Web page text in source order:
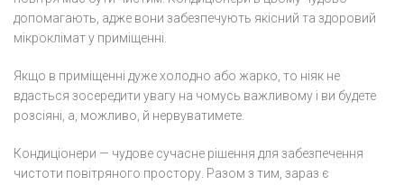
допомагають, адже вони забезпечують якісний та здоровий
мікроклімат у приміщенні.
Якщо в приміщенні дуже холодно або жарко, то ніяк не
вдасться зосередити увагу на чомусь важливому і ви будете
розсіяні, а, можливо, й нервуватимете.
Кондиціонери — чудове сучасне рішення для забезпечення
чистоти повітряного простору. Разом з тим, зараз є